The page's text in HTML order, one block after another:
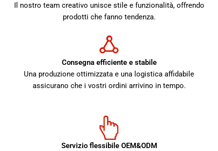
Il nostro team creativo unisce stile e funzionalità, offrendo
prodotti che fanno tendenza.
Consegna efficiente e stabile
Una produzione ottimizzata e una logistica affidabile
assicurano che i vostri ordini arrivino in tempo.
Servizio flessibile OEM&ODM